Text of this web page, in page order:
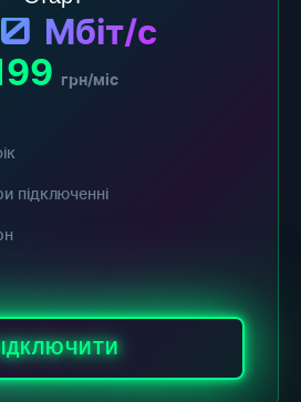
Мбіт/с
грн/міс
підключенні